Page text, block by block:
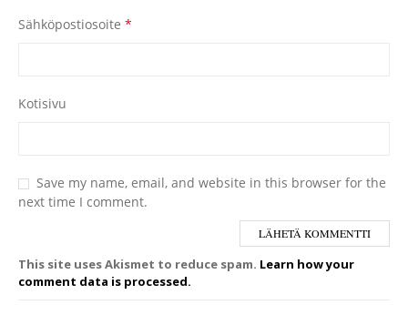
Sähköpostiosoite *
Kotisivu
Save my name, email, and website in this browser for the
next time I comment.
This site uses Akismet to reduce spam. Learn how your
comment data is processed.